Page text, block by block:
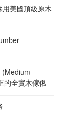
美國頂級原木
(Medium
的全實木傢俬